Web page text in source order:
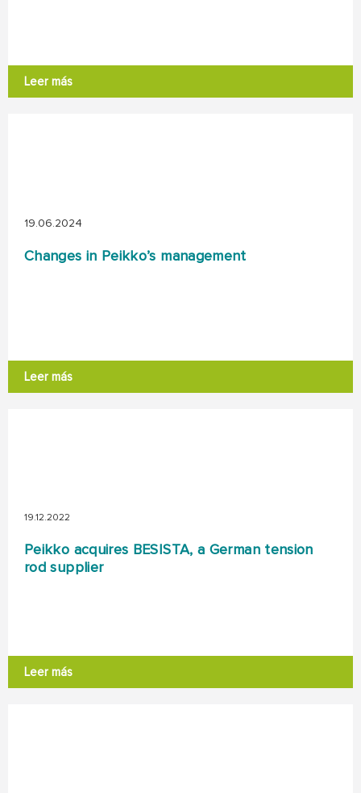
Leer más
19.06.2024
Changes in Peikko’s management
Leer más
19.12.2022
Peikko acquires BESISTA, a German tension
rod supplier
Leer más